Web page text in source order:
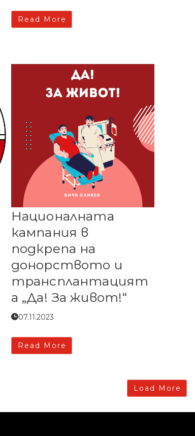
Read More
Националната
кампания в
подкрепа на
донорството и
трансплантацият
а „Да! За живот!“
07.11.2023
Read More
Load More